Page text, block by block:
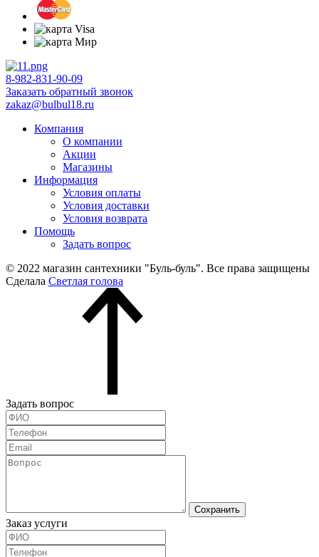
8-982-831-90-09
Заказать обратный звонок
zakaz@bulbul18.ru
Компания
О компании
Акции
Магазины
Информация
Условия оплаты
Условия доставки
Условия возврата
Помощь
Задать вопрос
© 2022 магазин сантехники "Буль-буль". Все права защищены
Сделала Светлая голова
Задать вопрос
Сохранить
Заказ услуги